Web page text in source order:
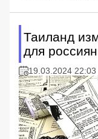
Таиланд
для россиян
19.03.2024 22:03